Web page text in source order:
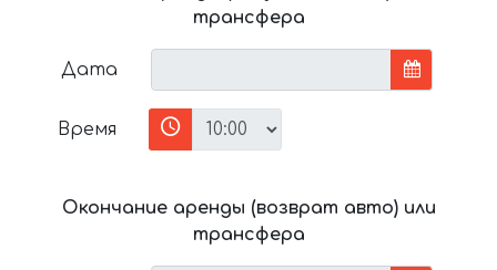
трансфера
Дата
Время
Окончание аренды (возврат авто) или
трансфера